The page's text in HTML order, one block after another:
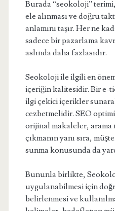
Burada “seokoloji”
ele alınması ve doğru
anlamını taşır. Her ne
sadece bir pazarlama
aslında daha fazlasıdır.
Seokoloji ile ilgili en
içeriğin kalitesidir. Bir e-
ilgi çekici içerikler
cezbetmelidir. SEO
orijinal makaleler, arama
çıkmanın yanı sıra,
sunma konusunda da
Bununla birlikte,
uygulanabilmesi için
belirlenmesi ve